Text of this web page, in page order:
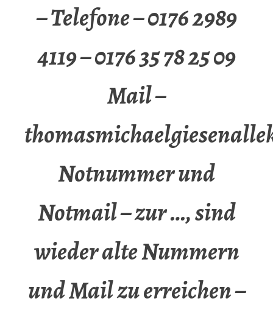
– Telefone – 0176 2989
4119 – 0176 35 78 25 09
Mail –
Notnummer und
Notmail – zur …, sind
wieder alte Nummern
und Mail zu erreichen –